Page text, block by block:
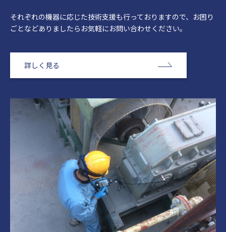
それぞれの機器に応じた技術支援も行っておりますので、お困り
ごとなどありましたらお気軽にお問い合わせください。
詳しく見る